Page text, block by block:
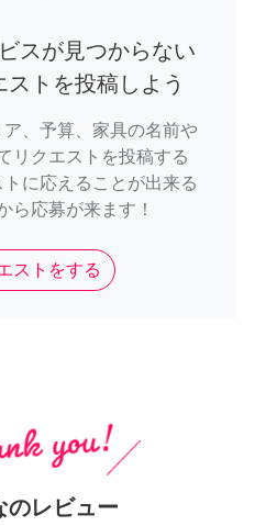
スが見つからない
トを投稿しよう
、予算、家具の名前や
リクエストを投稿する
に応えることが出来る
ら応募が来ます！
ストをする
のレビュー